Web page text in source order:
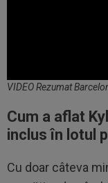
VIDEO Rezumat
Cum a aflat
inclus în lotul
Cu doar câteva